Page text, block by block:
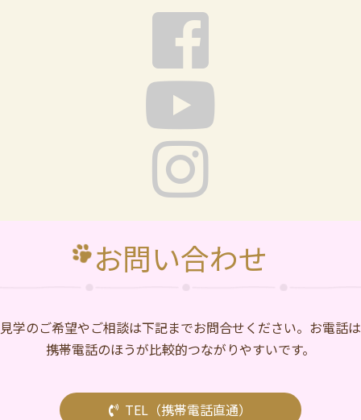
お問い合わせ
⾒学のご希望やご相談は下記までお問合せください。お電話は
携帯電話のほうが比較的つながりやすいです。
TEL（携帯電話直通）